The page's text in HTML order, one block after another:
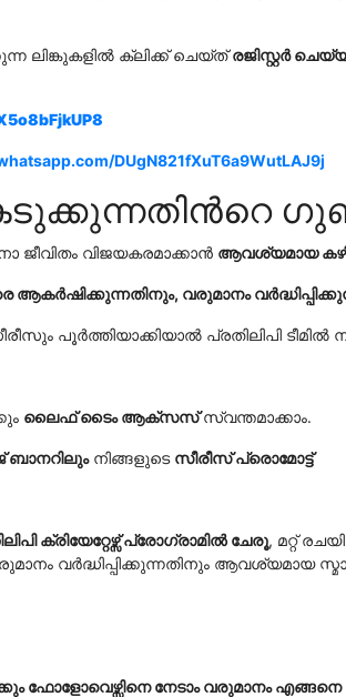
ലിങ്കുകളിൽ ക്ലിക്ക് ചെയ്ത്രജിസ്റ്റർ
DUgN821fXuT6a9WutLAJ9j
ജീവിതം വിജയകരമാക്കാൻ ആവശ്യമായ
ആകർഷിക്കുന്നതിനും, വരുമാനം
പൂർത്തിയാക്കിയാൽ പ്രതിലിപി ടീമിൽ
ലൈഫ് ടൈം ആക്സസ്സ്വന്തമാക്കാം.
നിങ്ങളുടെ സീരീസ്
ക്രിയേറ്റേഴ്സ് പ്രോഗ്രാമിൽ ചേരൂ, മറ്റ്
വർദ്ധിപ്പിക്കുന്നതിനും ആവശ്യമായ
ഫോളോവെഴ്സിനെ നേടാംവരുമാനം എങ്ങനെ